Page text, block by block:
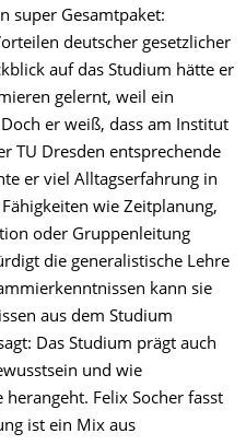
super Gesamtpaket:
deutscher gesetzlicher
auf das Studium hätte er
gelernt, weil ein
er weiß, dass am Institut
TU Dresden entsprechende
er viel Alltagserfahrung in
wie Zeitplanung,
oder Gruppenleitung
die generalistische Lehre
kann sie
aus dem Studium
Das Studium prägt auch
und wie
Felix Socher fasst
ist ein Mix aus